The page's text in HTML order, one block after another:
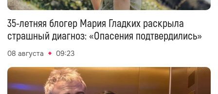
35-летняя блогер Мария Гладких раскрыла
страшный диагноз: «Опасения подтвердились»
08 августа 09:23